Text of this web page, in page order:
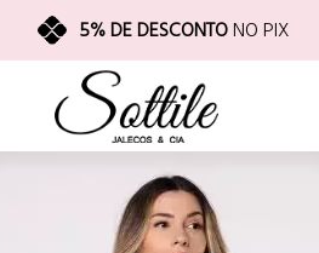
5% DE DESCONTONO PIX